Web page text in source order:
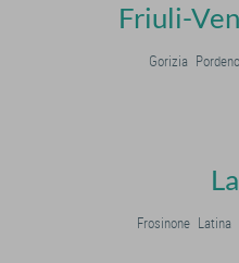
Friuli-
Gorizia
Frosinone Latina